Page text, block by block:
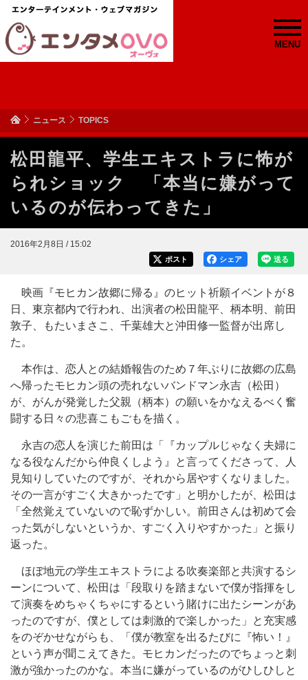
MENU
ニュース TOPICS
松田龍平、学生エキストラに怖が
られショック 「本当に嫌がって
いるのが伝わってきた」
2016年2月8日 / 15:02
送る
シェア
ポスト
映画『モヒカン故郷に帰る』のヒット祈願イベントが８
日、東京都内で行われ、出演者の松田龍平、柄本明、前田
敦子、もたいまさこ、千葉雄大と沖田修一監督が出席し
た。
本作は、恋人との結婚報告のため７年ぶりに故郷の広島
へ帰ったモヒカン頭の売れないバンドマン永吉（松田）
が、がんが発覚した父親（柄本）の願いをかなえるべく奮
闘する日々の悲喜こもごもを描く。
永吉の恋人を演じた前田は「『カップルじゃなく夫婦に
なる役なんだから仲良くしよう』と言ってくださって、人
見知りしていたのですが、それから居やすくなりました。
その一言がすごく大きかったです」と明かしたが、松田は
「全然覚えていないので恥ずかしい。前田さんは初めて会
った気がしないというか、すごく入りやすかった」と振り
返った。
ほぼ地元の学生エキストラによる吹奏楽部と共演するシ
ーンについて、松田は「段取りを踏まないで僕が指揮をし
て演奏をめちゃくちゃにするという賭けに出たシーンがあ
ったのですが、僕としては刺激的で楽しかった」と充実感
をのぞかせながらも、「僕が教室を出るたびに『怖い！』
という声が聞こえてきた。モヒカンだったのでちょっと刺
激が強かったのかな。本当に嫌がっているのがひしひしと